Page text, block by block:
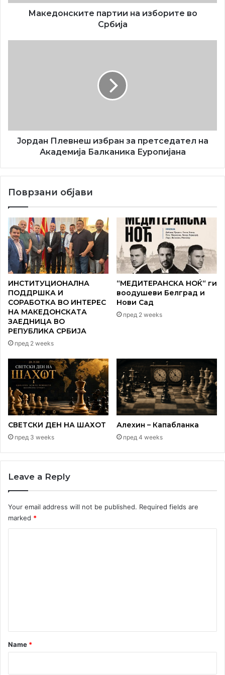
живеат на овие простори.
Македонските партии на изборите во
Србија
Еуропијана
Јордан Плевнеш избран за претседател на
Академија Балканика Еуропијана
Поврзани објави
ИНСТИТУЦИОНАЛНА
ПОДДРШКА И
СОРАБОТКА ВО ИНТЕРЕС
НА МАКЕДОНСКАТА
ЗАЕДНИЦА ВО
РЕПУБЛИКА СРБИЈА
пред 2 weeks
“МЕДИТЕРАНСКА НОЌ“ ги
воодушеви Белград и
Нови Сад
пред 2 weeks
СВЕТСКИ ДЕН НА ШАХОТ
пред 3 weeks
Алехин – Капабланка
пред 4 weeks
Leave a Reply
Your email address will not be published. Required fields are
marked *
*
Name *